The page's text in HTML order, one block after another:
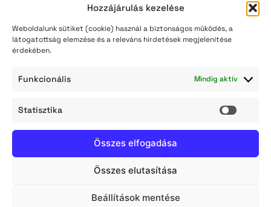
Hozzájárulás kezelése
Weboldalunk sütiket (cookie) használ a biztonságos működés, a
látogatottság elemzése és a releváns hirdetések megjelenítése
érdekében.
Funkcionális Mindig aktív
Statisztika
Összes elfogadása
Összes elutasítása
Beállítások mentése
művészének és munkatársának a 60. jubileumhoz,
valamint a sikeres nemzetközi turnéhoz!
Kiemelt hírek
Gondoskodjunk a takarékos vízhasználatról
Érvényüket vesztik a régi, könyv formátumú